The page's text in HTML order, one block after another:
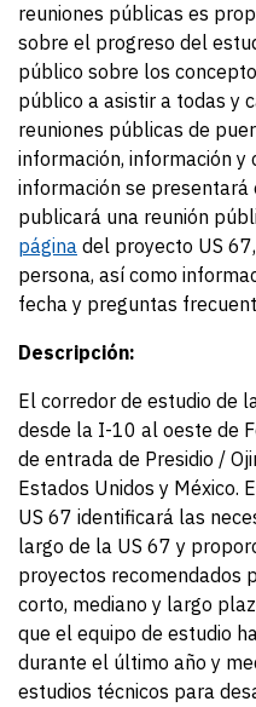
reuniones públicas es
sobre el progreso del
público sobre los
público a asistir a todas y
reuniones públicas de
información, información y
información se presentará
publicará una reunión
página del proyecto US
persona, así como
fecha y preguntas
Descripción:
El corredor de estudio de
desde la I-10 al oeste de
de entrada de Presidio /
Estados Unidos y México.
US 67 identificará las
largo de la US 67 y
proyectos recomendados
corto, mediano y largo
que el equipo de estudio
durante el último año y
estudios técnicos para